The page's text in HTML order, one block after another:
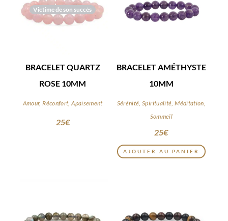
Victime de son succès
BRACELET QUARTZ
ROSE 10MM
Amour, Réconfort, Apaisement
25€
BRACELET AMÉTHYSTE
10MM
Sérénité, Spiritualité, Méditation,
Sommeil
25€
AJOUTER AU PANIER